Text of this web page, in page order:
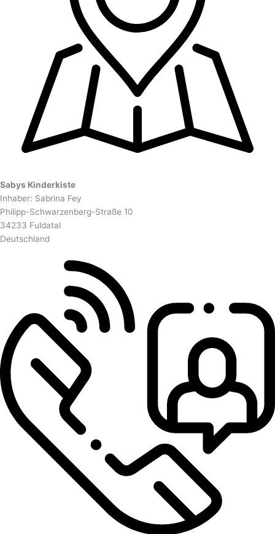
Sabys Kinderkiste
Inhaber: Sabrina Fey
Philipp-Schwarzenberg-Straße 10
34233 Fuldatal
Deutschland